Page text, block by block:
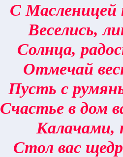
С Масленицей
Веселись,
Солнца,
Отмечай
Пусть с
Счастье в дом
Калачами,
Стол вас